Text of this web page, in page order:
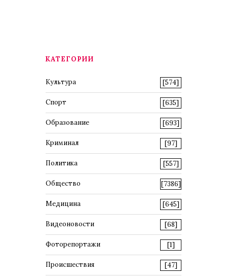
КАТЕГОРИИ
Культура [574]
Спорт [635]
Образование [693]
Криминал [97]
Политика [557]
Общество [7386]
Медицина [645]
Видеоновости [68]
Фоторепортажи [1]
Происшествия [47]